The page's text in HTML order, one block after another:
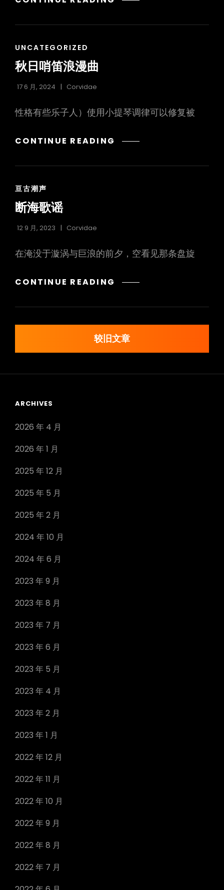
于
CAT
UNCATEGORIZED
秋日哨笛浪漫曲
17 6 月, 2024 Corvidae
性格有些乐子人）使用小提琴调律可以修复被
CONTINUE READING 秋
哨
CAT
亘古潮声
断海歌谣
12 9 月, 2023 Corvidae
在淹没于漩涡与巨浪的前夕，空看见那条盘旋
CONTINUE READING 断
歌
章
导
航
较旧文章
ARCHIVES
2026 年 4 月
2026 年 1 月
2025 年 12 月
2025 年 5 月
2025 年 2 月
2024 年 10 月
2024 年 6 月
2023 年 9 月
2023 年 8 月
2023 年 7 月
2023 年 6 月
2023 年 5 月
2023 年 4 月
2023 年 2 月
2023 年 1 月
2022 年 12 月
2022 年 11 月
2022 年 10 月
2022 年 9 月
2022 年 8 月
2022 年 7 月